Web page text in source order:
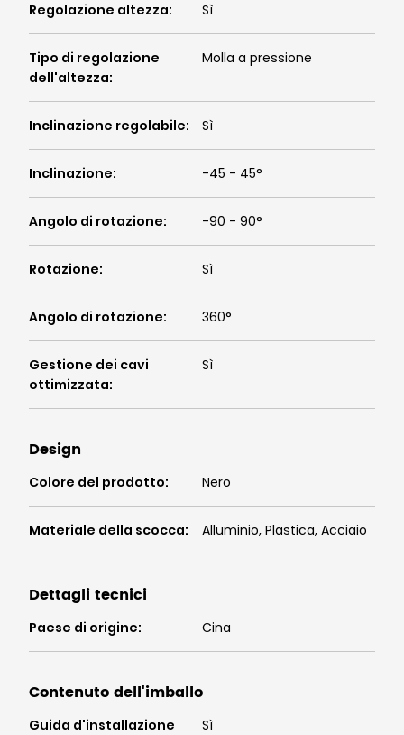
Regolazione altezza: Sì
Tipo di regolazione
dell'altezza:
Molla a pressione
Inclinazione regolabile: Sì
Inclinazione: -45 - 45°
Angolo di rotazione: -90 - 90°
Rotazione: Sì
Angolo di rotazione: 360°
Gestione dei cavi
ottimizzata:
Sì
Design
Colore del prodotto: Nero
Materiale della scocca: Alluminio, Plastica, Acciaio
Dettagli tecnici
Paese di origine: Cina
Contenuto dell'imballo
Guida d'installazione
Sì